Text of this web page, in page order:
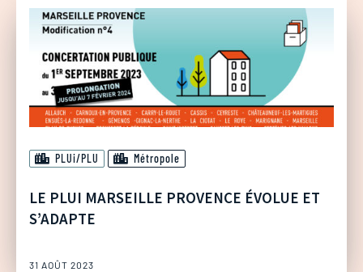
PLUi/PLU Métropole
LE PLUI MARSEILLE PROVENCE ÉVOLUE ET
S’ADAPTE
31 AOÛT 2023